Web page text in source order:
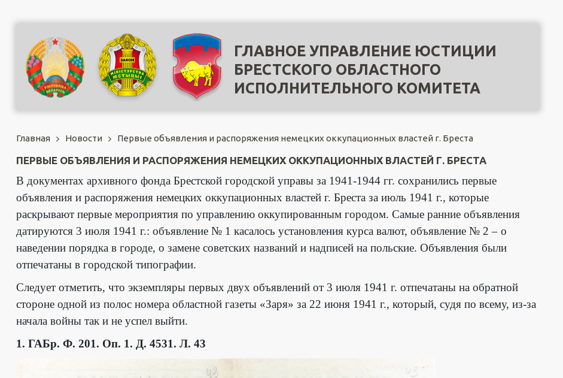
ГЛАВНОЕ УПРАВЛЕНИЕ ЮСТИЦИИ
БРЕСТСКОГО ОБЛАСТНОГО
ИСПОЛНИТЕЛЬНОГО КОМИТЕТА
Главная Новости Первые объявления и распоряжения немецких оккупационных властей г. Бреста
ПЕРВЫЕ ОБЪЯВЛЕНИЯ И РАСПОРЯЖЕНИЯ НЕМЕЦКИХ ОККУПАЦИОННЫХ ВЛАСТЕЙ Г. БРЕСТА
В документах архивного фонда Брестской городской управы за 1941-1944 гг. сохранились первые
объявления и распоряжения немецких оккупационных властей г. Бреста за июль 1941 г., которые
раскрывают первые мероприятия по управлению оккупированным городом. Самые ранние объявления
датируются 3 июля 1941 г.: объявление № 1 касалось установления курса валют, объявление № 2 – о
наведении порядка в городе, о замене советских названий и надписей на польские. Объявления были
отпечатаны в городской типографии.
Следует отметить, что экземпляры первых двух объявлений от 3 июля 1941 г. отпечатаны на обратной
стороне одной из полос номера областной газеты «Заря» за 22 июня 1941 г., который, судя по всему, из-за
начала войны так и не успел выйти.
1. ГАБр. Ф. 201. Оп. 1. Д. 4531. Л. 43